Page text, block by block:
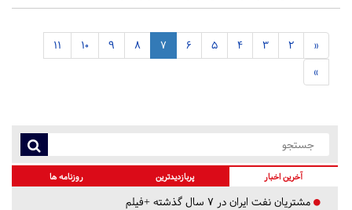
«
2
3
4
5
6
7
8
9
10
11
»
آخرین اخبار پربازدیدترین روزنامه ها
مشتریان نفت ایران در ۷ سال گذشته +فیلم